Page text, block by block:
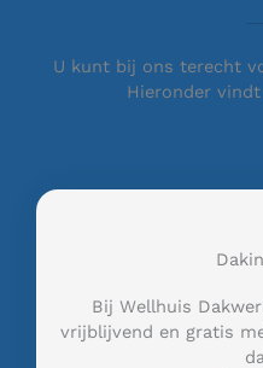
U kunt bij ons terecht
Hieronder
Bij Wellhuis
vrijblijvend en gratis